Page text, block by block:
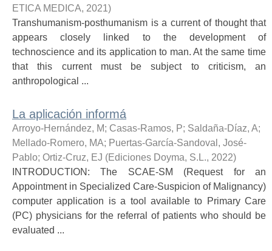
ETICA MEDICA, 2021)
Transhumanism-posthumanism is a current of thought that
appears closely linked to the development of
technoscience and its application to man. At the same time
that this current must be subject to criticism, an
anthropological ...
La aplicación informá
Arroyo-Hernández, M; Casas-Ramos, P; Saldaña-Díaz, A;
Mellado-Romero, MA; Puertas-García-Sandoval, José-
Pablo; Ortiz-Cruz, EJ (Ediciones Doyma, S.L., 2022)
INTRODUCTION: The SCAE-SM (Request for an
Appointment in Specialized Care-Suspicion of Malignancy)
computer application is a tool available to Primary Care
(PC) physicians for the referral of patients who should be
evaluated ...